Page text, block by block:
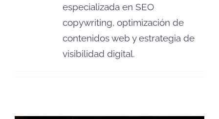
especializada en SEO
copywriting, optimización de
contenidos web y estrategia de
visibilidad digital.